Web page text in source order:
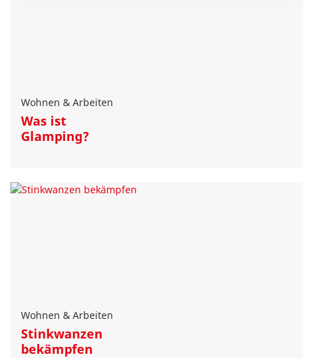
Wohnen & Arbeiten
Was ist
Glamping?
Wohnen & Arbeiten
Stinkwanzen
bekämpfen